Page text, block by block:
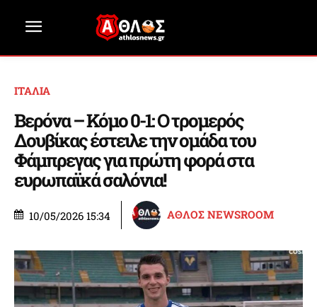
ΙΤΑΛΙΑ
Βερόνα – Κόμο 0-1: Ο τρομερός
Δουβίκας έστειλε την ομάδα του
Φάμπρεγας για πρώτη φορά στα
ευρωπαϊκά σαλόνια!
10/05/2026 15:34 ΑΘΛΟΣ NEWSROOM